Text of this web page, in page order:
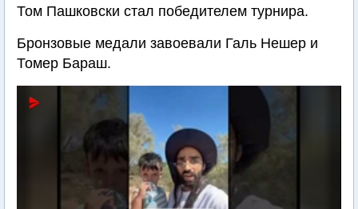
Том Пашковски стал победителем турнира.
Бронзовые медали завоевали Галь Нешер и
Томер Бараш.